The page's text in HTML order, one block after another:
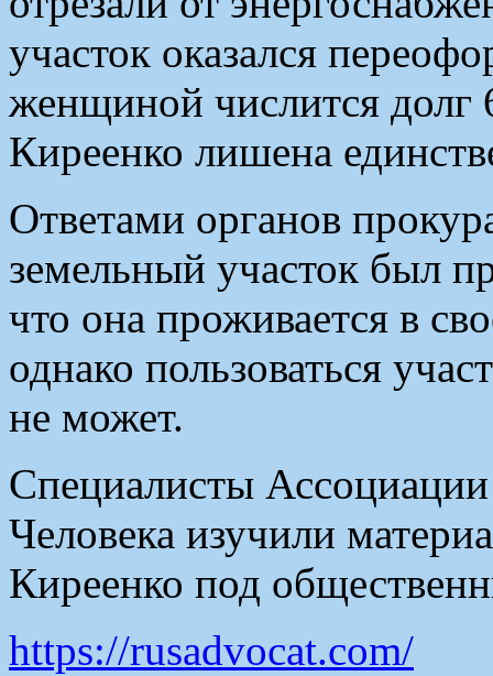
участок оказался
женщиной числится долг
Киреенко лишена
Ответами органов
земельный участок был
что она проживается в
однако пользоваться
не может.
Специалисты
Человека изучили
Киреенко под
https://rusadvocat.com/